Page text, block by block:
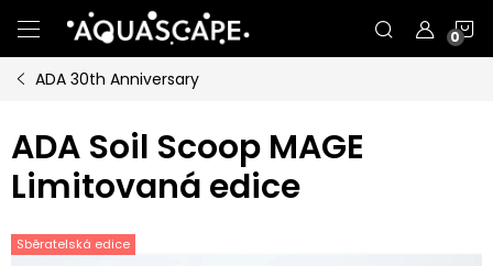
na
obsah
ADA 30th Anniversary
ADA Soil Scoop MAGE
Limitovaná edice
Sběratelská edice